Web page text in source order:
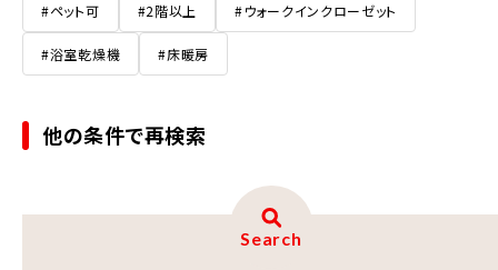
#ペット可 #2階以上 #ウォークインクローゼット
#浴室乾燥機 #床暖房
他の条件で再検索
Search